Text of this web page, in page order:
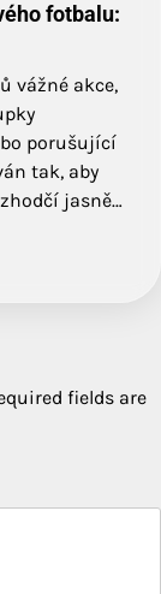
fotbalu:
vážné akce,
porušující
tak, aby
jasně…
fields are